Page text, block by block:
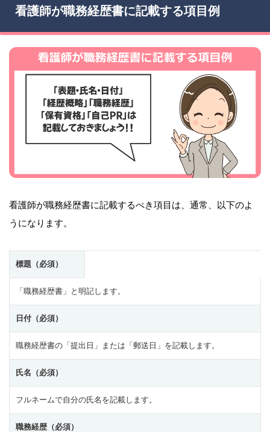
看護師が職務経歴書に記載する項目例
看護師が職務経歴書に記載するべき項目は、通常、以下のよ
うになります。
標題（必須）
「職務経歴書」と明記します。
日付（必須）
職務経歴書の「提出日」または「郵送日」を記載します。
氏名（必須）
フルネームで自分の氏名を記載します。
職務経歴（必須）